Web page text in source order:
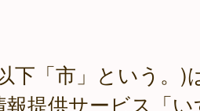
下「市」という。)
報提供サービス「